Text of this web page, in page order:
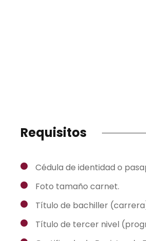
Requisitos
Cédula de identidad o
Foto tamaño carnet.
Título de bachiller
Título de tercer nivel